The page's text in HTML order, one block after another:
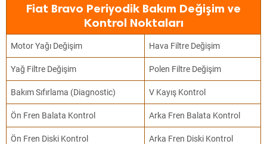
Fiat Bravo Periyodik Bakım Değişim ve
Kontrol Noktaları
Motor Yağı Değişim Hava Filtre Değişim
Yağ Filtre Değişim Polen Filtre Değişim
Bakım Sıfırlama (Diagnostic) V Kayış Kontrol
Ön Fren Balata Kontrol Arka Fren Balata Kontrol
Ön Fren Diski Kontrol Arka Fren Diski Kontrol